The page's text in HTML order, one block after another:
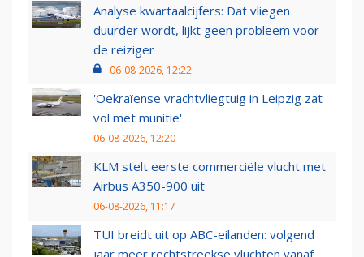
Analyse kwartaalcijfers: Dat vliegen
duurder wordt, lijkt geen probleem voor
de reiziger
06-08-2026, 12:22
'Oekraïense vrachtvliegtuig in Leipzig zat
vol met munitie'
06-08-2026, 12:20
KLM stelt eerste commerciële vlucht met
Airbus A350-900 uit
06-08-2026, 11:17
TUI breidt uit op ABC-eilanden: volgend